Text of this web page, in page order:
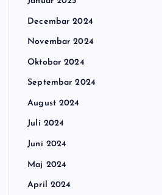
Decembar 2024
Novembar 2024
Oktobar 2024
Septembar 2024
August 2024
Juli 2024
Juni 2024
Maj 2024
April 2024